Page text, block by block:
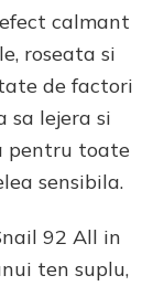
calmant
roseata si
de factori
sa lejera si
pentru toate
sensibila.
92 All in
ten suplu,